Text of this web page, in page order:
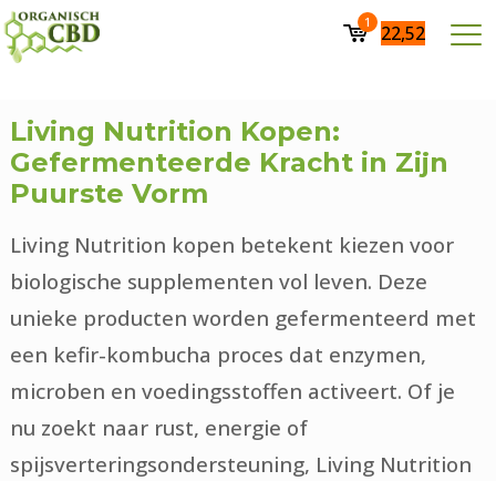
1 22,52
Living Nutrition Kopen:
Gefermenteerde Kracht in Zijn
Puurste Vorm
Living Nutrition kopen betekent kiezen voor
biologische supplementen vol leven. Deze
unieke producten worden gefermenteerd met
een kefir-kombucha proces dat enzymen,
microben en voedingsstoffen activeert. Of je
nu zoekt naar rust, energie of
spijsverteringsondersteuning, Living Nutrition